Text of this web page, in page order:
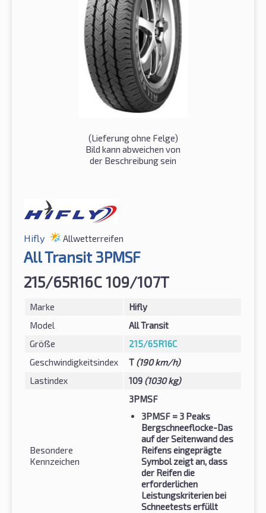
(Lieferung ohne Felge)
Bild kann abweichen von
der Beschreibung sein
Hifly Allwetterreifen
All Transit 3PMSF
215/65R16C 109/107T
Marke
Hifly
Model
All Transit
Größe
215/65R16C
Geschwindigkeitsindex
T (190 km/h)
Lastindex
109 (1030 kg)
Besondere
Kennzeichen
3PMSF
3PMSF = 3 Peaks
Bergschneeflocke-Das
auf der Seitenwand des
Reifens eingeprägte
Symbol zeigt an, dass
der Reifen die
erforderlichen
Leistungskriterien bei
Schneetests erfüllt